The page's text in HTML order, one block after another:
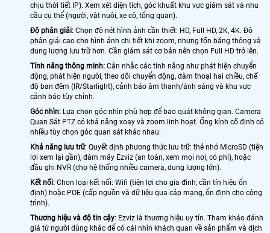
chịu thời tiết IP). Xem xét diện tích, góc khuất khu vực giám sát và nhu
cầu cụ thể (người, vật nuôi, xe cộ, tổng quan).
Độ phân giải: Chọn độ nét hình ảnh cần thiết: HD, Full HD, 2K, 4K. Độ
phân giải cao cho hình ảnh chi tiết khi zoom, nhưng tốn băng thông và
dung lượng lưu trữ hơn. Cần giám sát cơ bản nên chọn Full HD trở lên.
Tính năng thông minh: Cân nhắc các tính năng như phát hiện chuyển
động, phát hiện người, theo dõi chuyển động, đàm thoại hai chiều, chế
độ ban đêm (IR/Starlight), cảnh báo âm thanh/ánh sáng và khu vực
cảnh báo tùy chỉnh.
Góc nhìn: Lựa chọn góc nhìn phù hợp để bao quát không gian. Camera
Quan Sát PTZ có khả năng xoay và zoom linh hoạt. Ống kính cố định có
nhiều tùy chọn góc quan sát khác nhau.
Khả năng lưu trữ: Quyết định phương thức lưu trữ: thẻ nhớ MicroSD (tiện
lợi xem lại gần), đám mây Ezviz (an toàn, xem mọi nơi, có phí), hoặc
đầu ghi NVR (cho hệ thống nhiều camera, dung lượng lớn).
Kết nối: Chọn loại kết nối: Wifi (tiện lợi cho gia đình, cần tín hiệu ổn
định) hoặc POE (cấp nguồn và dữ liệu qua cáp mạng, ổn định cho công
trình).
Thương hiệu và độ tin cậy: Ezviz là thương hiệu uy tín. Tham khảo đánh
giá từ người dùng khác để có cái nhìn khách quan về sản phẩm và dịch